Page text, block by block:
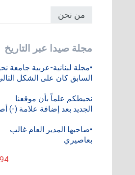
من نحن
مجلة صيدا عبر التاريخ
•مجلة لبنانية-عربية جامعة
السابق كان على الشكل
نحيطكم علماً بأن موقعنا
الجديد بعد إضافة علامة (-)
•صاحبها المدير العام غالب
بعاصيري